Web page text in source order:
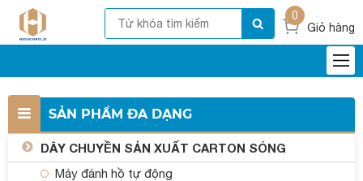
0
Giỏ hàng
SẢN PHẨM ĐA DẠNG
DÂY CHUYỀN SẢN XUẤT CARTON SÓNG
Máy đánh hồ tự động